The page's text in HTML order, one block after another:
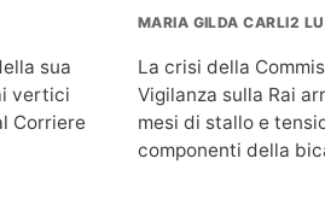
sua
vertici
Corriere
MARIA GILDA CARLI2
La crisi della
Vigilanza sulla Rai
mesi di stallo e
componenti della